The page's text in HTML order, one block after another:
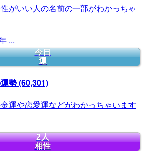
がいい人の名前の一部がわかっちゃ
...
今日
運
勢(60,301)
運や恋愛運などがわかっちゃいます
2人
相性